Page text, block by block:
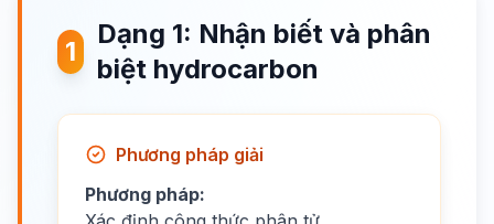
1
Dạng 1: Nhận biết và phân
biệt hydrocarbon
Phương pháp giải
Phương pháp: